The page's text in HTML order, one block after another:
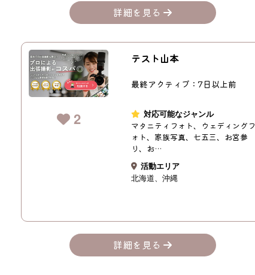
詳細を見る
2
テスト山本
最終アクティブ：7日以上前
対応可能なジャンル
マタニティフォト、ウェディングフ
ォト、家族写真、七五三、お宮参
り、お…
活動エリア
北海道
沖縄
詳細を見る